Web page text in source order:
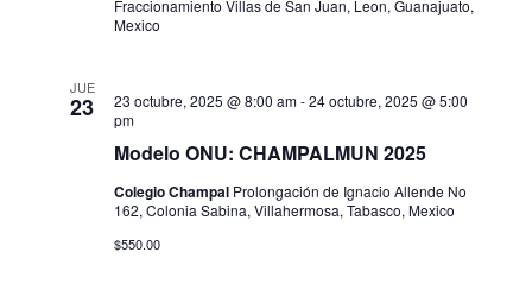
i
t
a
o
Fraccionamiento Villas de San Juan, Leon, Guanajuato,
Mexico
JUE
23
Modelo ONU: CHAMPALMUN 2025
23 octubre, 2025 @ 8:00 am-24 octubre, 2025 @ 5:00
pm
Colegio Champal Prolongación de Ignacio Allende No
162, Colonia Sabina, Villahermosa, Tabasco, Mexico
$550.00